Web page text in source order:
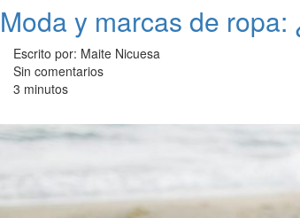
Moda y marcas de
Escrito por: Maite Nicuesa
Sin comentarios
3 minutos